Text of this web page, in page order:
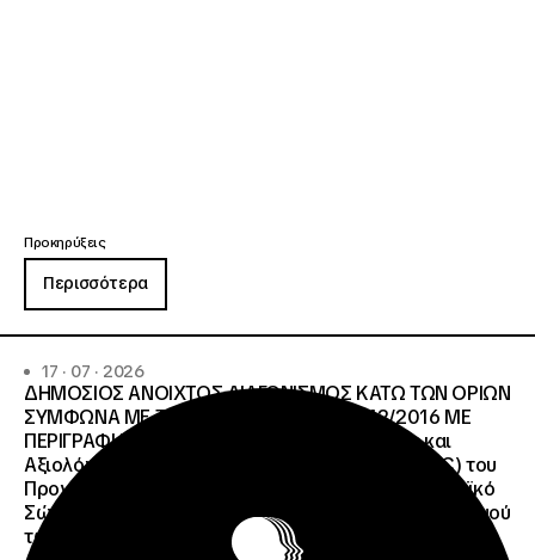
Προκηρύξεις
Περισσότερα
17 · 07 · 2026
ΔΗΜΟΣΙΟΣ ΑΝΟΙΧΤΟΣ ΔΙΑΓΩΝΙΣΜΟΣ ΚΑΤΩ ΤΩΝ ΟΡΙΩΝ
ΣΥΜΦΩΝΑ ΜΕ ΤΟ ΑΡΘΡΟ 107 ΤΟΥ Ν.4412/2016 ΜΕ
ΠΕΡΙΓΡΑΦΗ: Διοργάνωση Κύκλου Κατάρτισης και
Αξιολόγησης (Training and Evaluation Cycle – TEC) του
Προγράμματος European Solidarity Corps (Ευρωπαϊκό
Σώμα Αλληλεγγύης) της Εθνικής Μονάδας Συντονισμού
των Προγραμμάτων Erasmus+/Τομέας Νεολαία &